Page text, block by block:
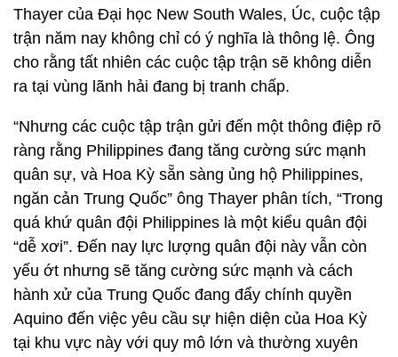
Thayer của Đại học New South Wales, Úc, cuộc tập
trận năm nay không chỉ có ý nghĩa là thông lệ. Ông
cho rằng tất nhiên các cuộc tập trận sẽ không diễn
ra tại vùng lãnh hải đang bị tranh chấp.
“Nhưng các cuộc tập trận gửi đến một thông điệp rõ
ràng rằng Philippines đang tăng cường sức mạnh
quân sự, và Hoa Kỳ sẵn sàng ủng hộ Philippines,
ngăn cản Trung Quốc” ông Thayer phân tích, “Trong
quá khứ quân đội Philippines là một kiểu quân đội
“dễ xơi”. Đến nay lực lượng quân đội này vẫn còn
yếu ớt nhưng sẽ tăng cường sức mạnh và cách
hành xử của Trung Quốc đang đẩy chính quyền
Aquino đến việc yêu cầu sự hiện diện của Hoa Kỳ
tại khu vực này với quy mô lớn và thường xuyên